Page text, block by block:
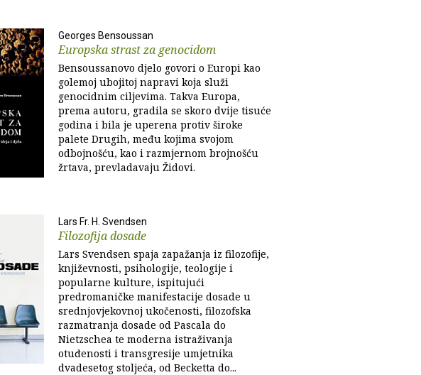
Georges Bensoussan
Europska strast za genocidom
Bensoussanovo djelo govori o Europi kao
golemoj ubojitoj napravi koja služi
genocidnim ciljevima. Takva Europa,
prema autoru, gradila se skoro dvije tisuće
godina i bila je uperena protiv široke
palete Drugih, među kojima svojom
odbojnošću, kao i razmjernom brojnošću
žrtava, prevladavaju Židovi.
Lars Fr. H. Svendsen
Filozofija dosade
Lars Svendsen spaja zapažanja iz filozofije,
književnosti, psihologije, teologije i
popularne kulture, ispitujući
predromaničke manifestacije dosade u
srednjovjekovnoj ukočenosti, filozofska
razmatranja dosade od Pascala do
Nietzschea te moderna istraživanja
otuđenosti i transgresije umjetnika
dvadesetog stoljeća, od Becketta do...